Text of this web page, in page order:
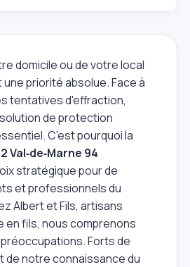
domicile ou de votre local
priorité absolue. Face à
tentatives d'effraction,
de protection
C'est pourquoi la
Val‑de‑Marne 94
stratégique pour de
et professionnels du
Albert et Fils, artisans
en fils, nous comprenons
Forts de
notre connaissance du